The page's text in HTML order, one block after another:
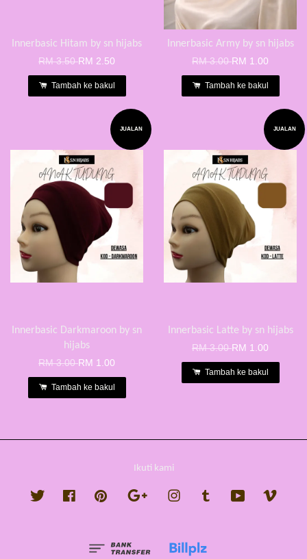
Innerbasic Hitam by sn hijabs
RM 3.50RM 2.50
Tambah ke bakul
Innerbasic Army by sn hijabs
RM 3.00RM 1.00
Tambah ke bakul
JUALAN
Innerbasic Darkmaroon by sn
hijabs
RM 3.00RM 1.00
Tambah ke bakul
JUALAN
Innerbasic Latte by sn hijabs
RM 3.00RM 1.00
Tambah ke bakul
Ikuti kami
Twitter FacebookPinterest Google InstagramTumblr YouTube